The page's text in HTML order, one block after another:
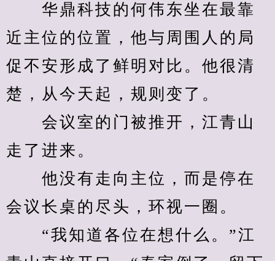
华鼎科技的何伟东坐在最靠
近主位的位置，他与周围人的局
促不安形成了鲜明对比。他很清
楚，从今天起，规则变了。
会议室的门被推开，江青山
走了进来。
他没有走向主位，而是停在
会议长桌的尽头，环视一圈。
“我知道各位在想什么。”江